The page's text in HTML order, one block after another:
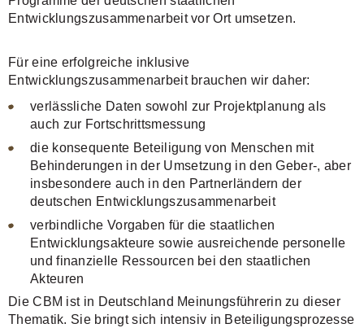
Entwicklungszusammenarbeit vor Ort umsetzen.
Für eine erfolgreiche inklusive
Entwicklungszusammenarbeit brauchen wir daher:
verlässliche Daten sowohl zur Projektplanung als
auch zur Fortschrittsmessung
die konsequente Beteiligung von Menschen mit
Behinderungen in der Umsetzung in den Geber-, aber
insbesondere auch in den Partnerländern der
deutschen Entwicklungszusammenarbeit
verbindliche Vorgaben für die staatlichen
Entwicklungsakteure sowie ausreichende personelle
und finanzielle Ressourcen bei den staatlichen
Akteuren
Die CBM ist in Deutschland Meinungsführerin zu dieser
Thematik. Sie bringt sich intensiv in Beteiligungsprozesse